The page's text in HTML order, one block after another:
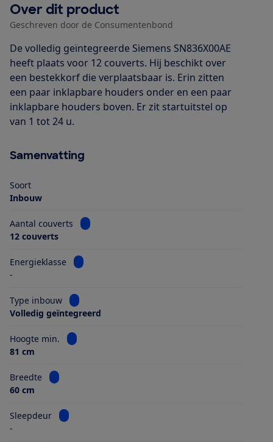
Over dit product
Geschreven door de Consumentenbond
De volledig geïntegreerde Siemens SN836X00AE
heeft plaats voor 12 couverts. Hij beschikt over
een bestekkorf die verplaatsbaar is. Erin zitten
een paar inklapbare houders onder en een paar
inklapbare houders boven. Er zit startuitstel op
van 1 tot 24 u.
Samenvatting
Soort
Inbouw
Aantal couverts
Bekijk informatie voor Aantal couverts
12 couverts
Energieklasse
Bekijk informatie voor Energieklasse
-
Type inbouw
Bekijk informatie voor Type inbouw
Volledig geïntegreerd
Hoogte min.
Bekijk informatie voor Hoogte min.
81 cm
Breedte
Bekijk informatie voor Breedte
60 cm
Sleepdeur
Bekijk informatie voor Sleepdeur
-